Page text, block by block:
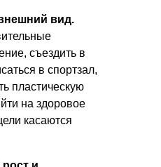
вид.
съездить в
в спортзал,
пластическую
на здоровое
касаются